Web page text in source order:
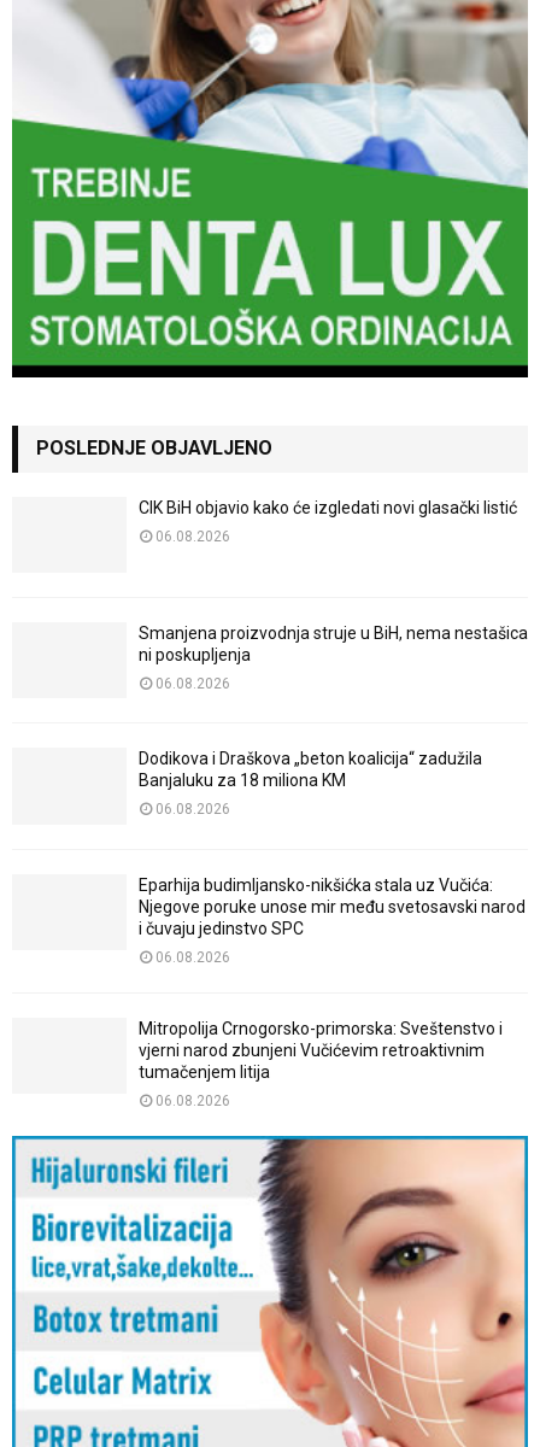
POSLEDNJE OBJAVLJENO
CIK BiH objavio kako će izgledati novi glasački listić
06.08.2026
Smanjena proizvodnja struje u BiH, nema nestašica
ni poskupljenja
06.08.2026
Dodikova i Draškova „beton koalicija“ zadužila
Banjaluku za 18 miliona KM
06.08.2026
Eparhija budimljansko-nikšićka stala uz Vučića:
Njegove poruke unose mir među svetosavski narod
i čuvaju jedinstvo SPC
06.08.2026
Mitropolija Crnogorsko-primorska: Sveštenstvo i
vjerni narod zbunjeni Vučićevim retroaktivnim
tumačenjem litija
06.08.2026